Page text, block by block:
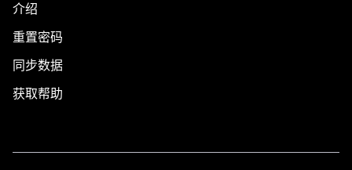
介绍
重置密码
同步数据
获取帮助